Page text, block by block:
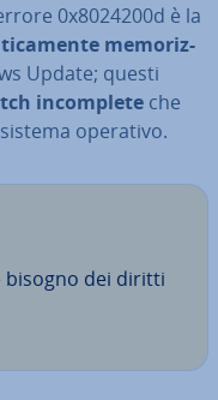
0x8024200d è la
me­mo­riz­
Update; questi
in­com­ple­te che
operativo.
bisogno dei diritti